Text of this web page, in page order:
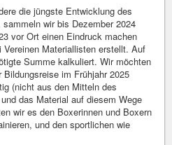
die jüngste Entwicklung des
wir bis Dezember 2024
vor Ort einen Eindruck machen
Materiallisten erstellt. Auf
Summe kalkuliert. Wir möchten
im Frühjahr 2025
(nicht aus den Mitteln des
das Material auf diesem Wege
wir es den Boxerinnen und Boxern
und den sportlichen wie